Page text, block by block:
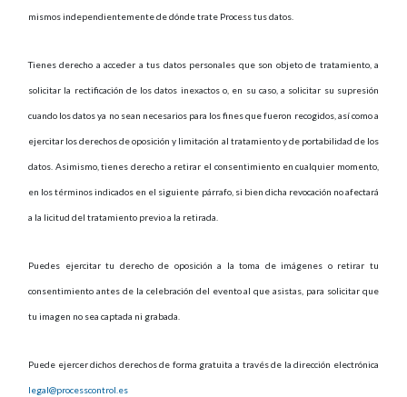
mismos independientemente de dónde trate Process tus datos.
Tienes derecho a acceder a tus datos personales que son objeto de tratamiento, a
solicitar la rectificación de los datos inexactos o, en su caso, a solicitar su supresión
cuando los datos ya no sean necesarios para los fines que fueron recogidos, así como a
ejercitar los derechos de oposición y limitación al tratamiento y de portabilidad de los
datos. Asimismo, tienes derecho a retirar el consentimiento en cualquier momento,
en los términos indicados en el siguiente párrafo, si bien dicha revocación no afectará
a la licitud del tratamiento previo a la retirada.
Puedes ejercitar tu derecho de oposición a la toma de imágenes o retirar tu
consentimiento antes de la celebración del evento al que asistas, para solicitar que
tu imagen no sea captada ni grabada.
Puede ejercer dichos derechos de forma gratuita a través de la dirección electrónica
legal@processcontrol.es